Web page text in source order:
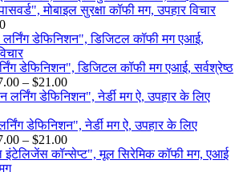
$17.00
$21.00
मोबाइल सुरक्षा कॉफी मग, उपहार विचार
Price
range:
$17.00
through
$21.00
डेफिनिशन", डिजिटल कॉफी मग एआई, सर्वश्रेष्ठ
– $21.00Price
range:
through
$21.00
डेफिनिशन", नेर्डी मग ऐ, उपहार के लिए
– $21.00Price
range: